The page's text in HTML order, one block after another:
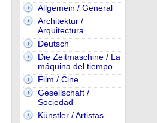
Allgemein / General
Architektur /
Arquitectura
Deutsch
Die Zeitmaschine / La
máquina del tiempo
Film / Cine
Gesellschaft /
Sociedad
Künstler / Artistas